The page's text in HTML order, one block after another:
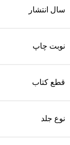
سال انتشار
نوبت چاپ
قطع کتاب
نوع جلد